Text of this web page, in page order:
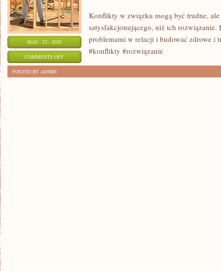
MAY - 22 - 2025
COMMENTS OFFON
Konflikty w związku mogą być trudne,
satysfakcjonującego, niż ich rozwiązanie.
problemami w relacji i budować zdrowe i
#konflikty #rozwiązanie
POSTED BY ADMIN